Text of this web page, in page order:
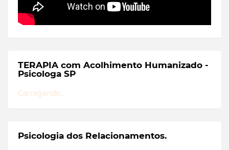
TERAPIA com Acolhimento Humanizado -
Psicologa SP
Carregando...
Psicologia dos Relacionamentos.